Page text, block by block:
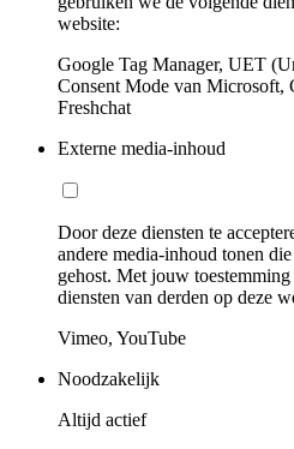
website:
Google Tag Manager, UET
Consent Mode van Microsoft,
Freshchat
Externe media-inhoud
Door deze diensten te
andere media-inhoud tonen
gehost. Met jouw
diensten van derden op deze
Vimeo, YouTube
Noodzakelijk
Altijd actief